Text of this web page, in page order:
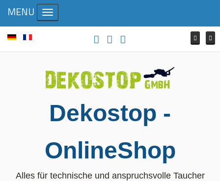
Dekostop -
OnlineShop
Alles für technische und anspruchsvolle Taucher
MENU Toggle navigation